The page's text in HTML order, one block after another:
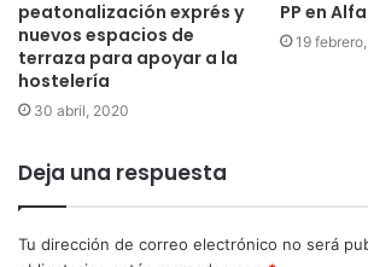
peatonalización exprés y
nuevos espacios de
terraza para apoyar a la
hostelería
30 abril, 2020
PP en
19
Deja una respuesta
Tu dirección de correo electrónico no será